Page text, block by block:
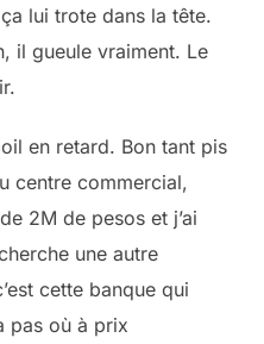
lui trote dans la tête.
il gueule vraiment. Le
en retard. Bon tant pis
centre commercial,
2M de pesos et j’ai
une autre
cette banque qui
pas où à prix